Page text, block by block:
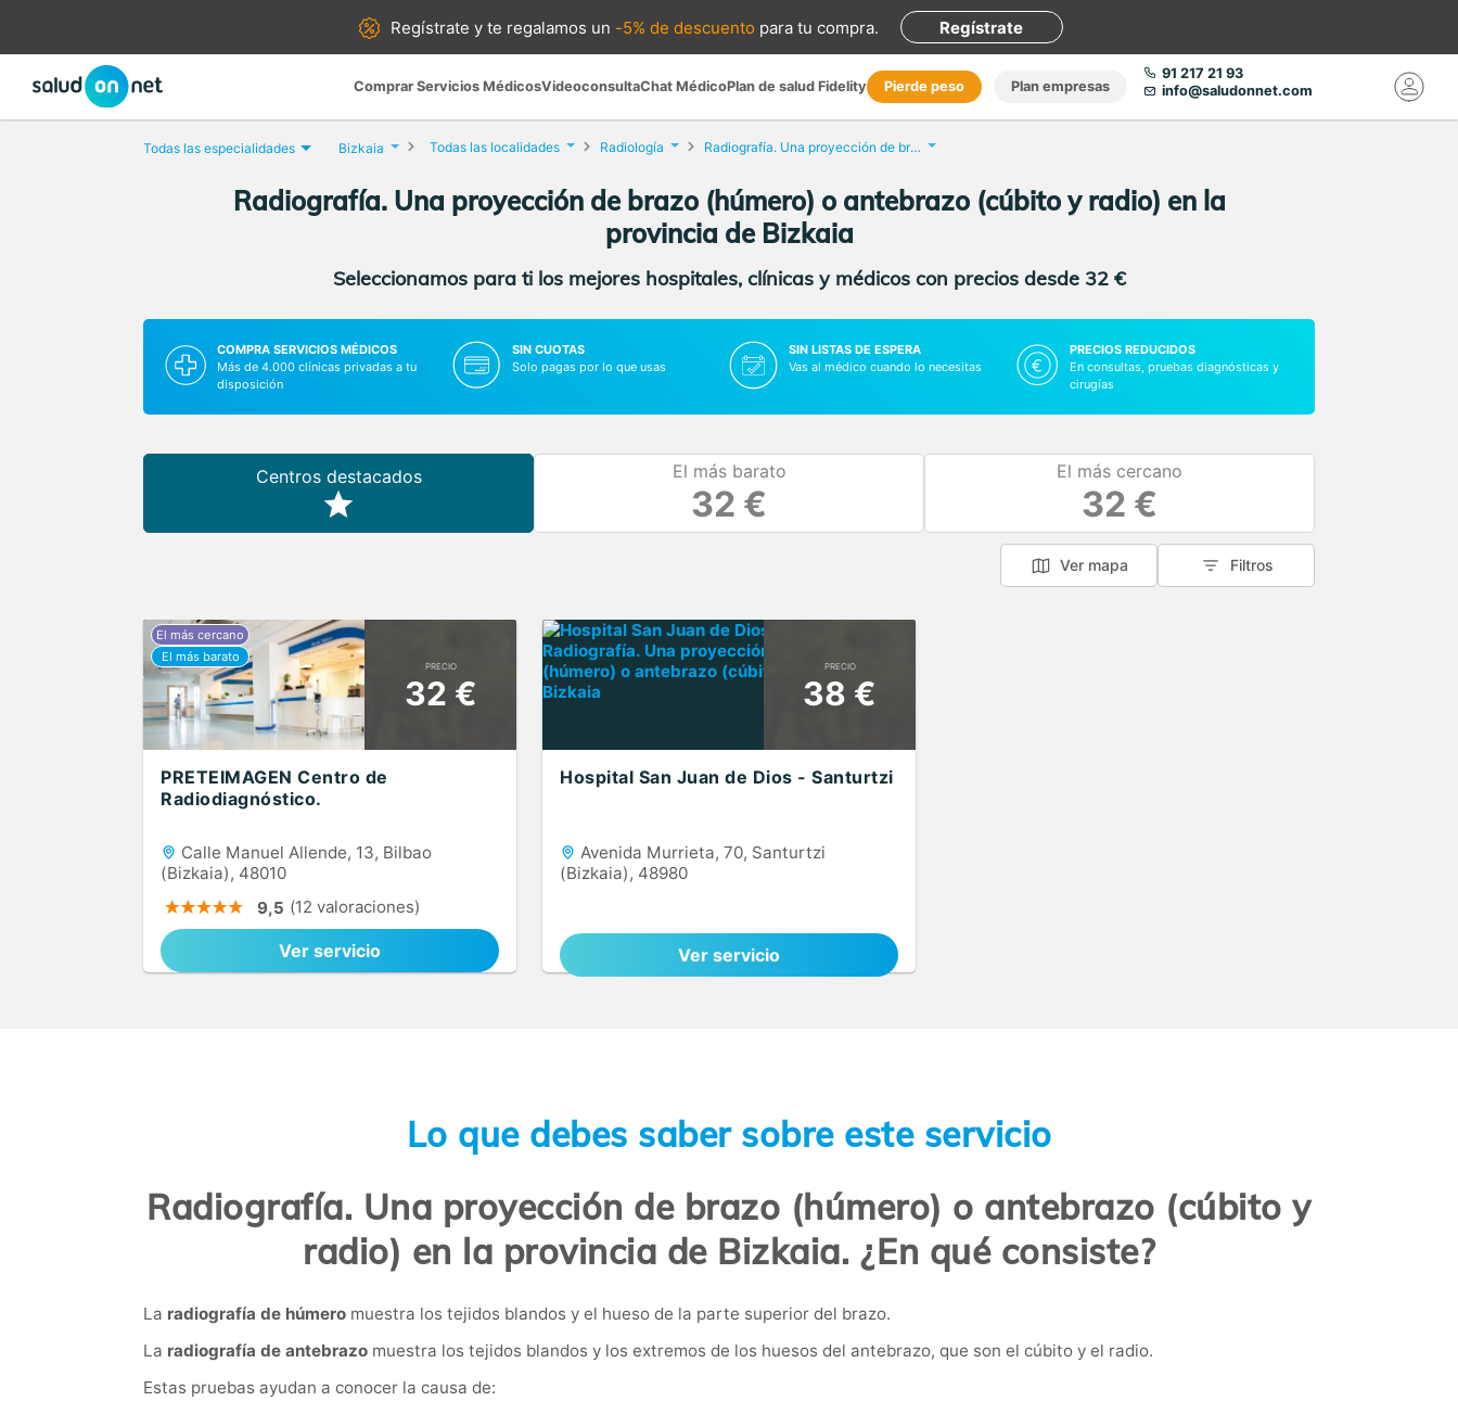
Regístrate yte regalamos un -5% de descuento para tu compra. Regístrate
Comprar Servicios MédicosVideoconsultaChat MédicoPlan de salud Fidelity Pierde peso Plan empresas
91 217 21 93
info@saludonnet.com
Todas las especialidades Bizkaia Todas las localidades Radiología Radiografía. Una proyección de brazo (húmero) o antebrazo (cúbito y radio)
Radiografía. Una proyección de brazo (húmero) o antebrazo (cúbito y radio) en la
provincia de Bizkaia
Seleccionamos para ti los mejores hospitales, clínicas y médicos con precios desde 32 €
COMPRA SERVICIOS MÉDICOS
Más de 4.000 clínicas privadas a tu
disposición
SIN CUOTAS
Solo pagas por lo que usas
SIN LISTAS DE ESPERA
Vas al médico cuando lo necesitas
PRECIOS REDUCIDOS
En consultas, pruebas diagnósticas y
cirugías
Centros destacados El más barato
32 €
El más cercano
32 €
Ver mapa Filtros
PRECIO
32 €
PRETEIMAGEN Centro de
Radiodiagnóstico.
Calle Manuel Allende, 13, Bilbao
(Bizkaia), 48010
9,5 (12 valoraciones)
Ver servicio
PRECIO
38 €
Hospital San Juan de Dios - Santurtzi
Avenida Murrieta, 70, Santurtzi
(Bizkaia), 48980
Ver servicio
Lo que debes saber sobre este servicio
Radiografía. Una proyección de brazo (húmero) o antebrazo (cúbito y
radio) en la provincia de Bizkaia. ¿En qué consiste?
La radiografía de húmero muestra los tejidos blandos y el hueso de la parte superior del brazo.
La radiografía de antebrazo muestra los tejidos blandos y los extremos de los huesos del antebrazo, que son el cúbito y el radio.
Estas pruebas ayudan a conocer la causa de: